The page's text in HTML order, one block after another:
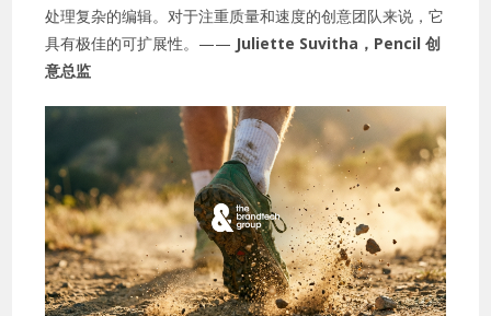
处理复杂的编辑。对于注重质量和速度的创意团队来说，它
具有极佳的可扩展性。—— Juliette Suvitha，Pencil 创
意总监